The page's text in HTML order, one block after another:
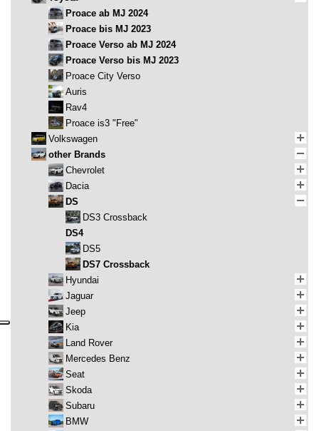
Proace ab MJ 2024
Proace bis MJ 2023
Proace Verso ab MJ 2024
Proace Verso bis MJ 2023
Proace City Verso
Auris
Rav4
Proace is3 "Free"
Volkswagen
other Brands
Chevrolet
Dacia
DS
DS3 Crossback
DS4
DS5
DS7 Crossback
Hyundai
Jaguar
Jeep
Kia
Land Rover
Mercedes Benz
Seat
Skoda
Subaru
BMW